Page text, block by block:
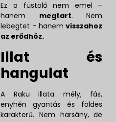
Ez a füstölő nem emel –
hanem megtart. Nem
lebegtet – hanemvisszahoz
az erődhöz.
Illat és
hangulat
A Raku illata mély, fás,
enyhén gyantás és földes
karakterű. Nem harsány, de